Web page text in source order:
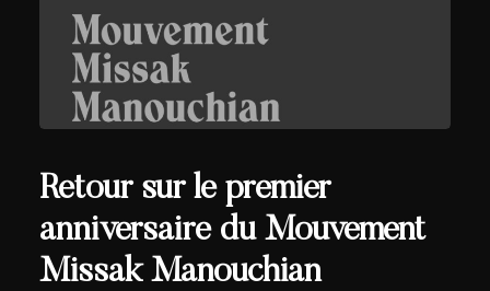
Retour sur le premier
anniversaire du Mouvement
Missak Manouchian